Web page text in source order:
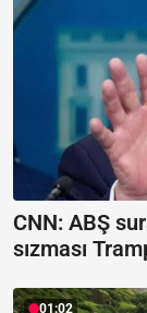
CNN: ABŞ
sızması
01:02